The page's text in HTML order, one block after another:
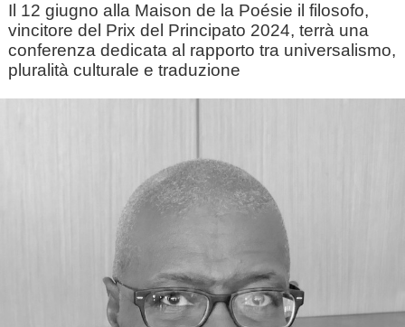
Il 12 giugno alla Maison de la Poésie il filosofo,
vincitore del Prix del Principato 2024, terrà una
conferenza dedicata al rapporto tra universalismo,
pluralità culturale e traduzione